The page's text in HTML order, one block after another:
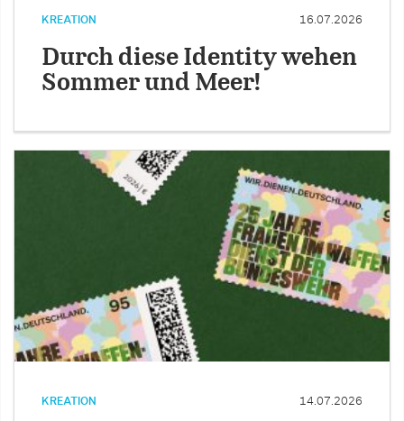
KREATION 16.07.2026
Durch diese Identity wehen
Sommer und Meer!
KREATION 14.07.2026